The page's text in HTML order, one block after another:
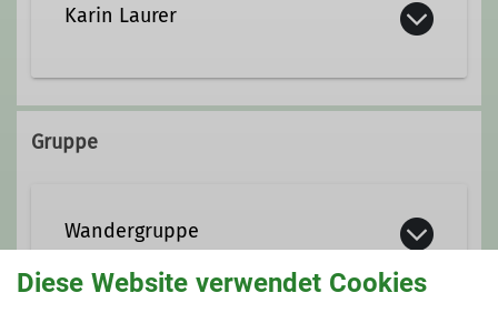
Karin Laurer
0911 / 7670067
Ämter
Gruppe
Wandergruppe
Diese Website verwendet Cookies